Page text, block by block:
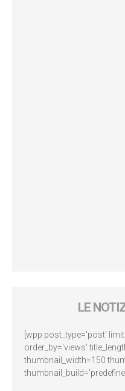
LE
[wpp post_type='post'
order_by='views'
thumbnail_width=150